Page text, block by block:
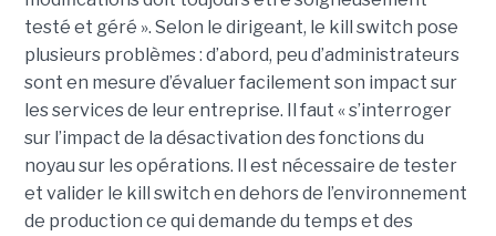
testé et géré ». Selon le dirigeant, le kill switch pose
plusieurs problèmes : d’abord, peu d’administrateurs
sont en mesure d’évaluer facilement son impact sur
les services de leur entreprise. Il faut « s’interroger
sur l’impact de la désactivation des fonctions du
noyau sur les opérations. Il est nécessaire de tester
et valider le kill switch en dehors de l’environnement
de production ce qui demande du temps et des